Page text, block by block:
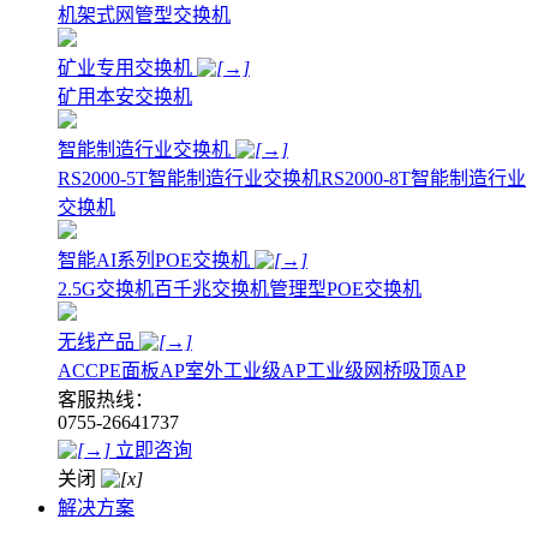
机架式网管型交换机
矿业专用交换机
矿用本安交换机
智能制造行业交换机
RS2000-5T智能制造行业交换机RS2000-8T智能制造行业
交换机
智能AI系列POE交换机
2.5G交换机百千兆交换机管理型POE交换机
无线产品
ACCPE面板AP室外工业级AP工业级网桥吸顶AP
客服热线：
0755-26641737
立即咨询
关闭
解决方案